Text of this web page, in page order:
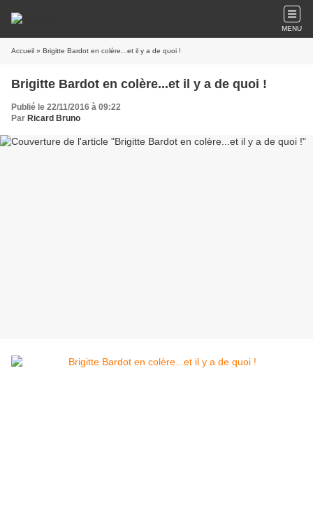
MENU
Accueil » Brigitte Bardot en colère...et il y a de quoi !
Brigitte Bardot en colère...et il y a de quoi !
Publié le 22/11/2016 à 09:22
Par Ricard Bruno